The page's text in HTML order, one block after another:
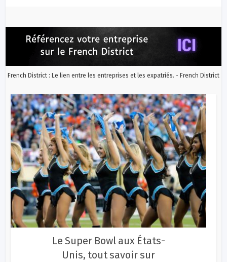
French District : Le lien entre les entreprises et les expatriés. - French District
Le Super Bowl aux États-
Unis, tout savoir sur